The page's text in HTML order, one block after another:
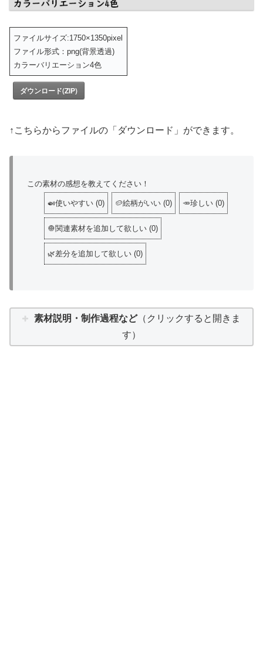
ファイルサイズ:1750×1350pixel
ファイル形式：png(背景透過)
カラーバリエーション4色
ダウンロード(ZIP)
↑こちらからファイルの「ダウンロード」ができます。
この素材の感想を教えてください！
🍛使いやすい (0) 🥔絵柄がいい (0) 🥕珍しい (0)
🧅関連素材を追加して欲しい (0)
🌿差分を追加して欲しい (0)
素材説明・制作過程など（クリックすると開きま
す）